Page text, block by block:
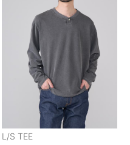
L/S TEE